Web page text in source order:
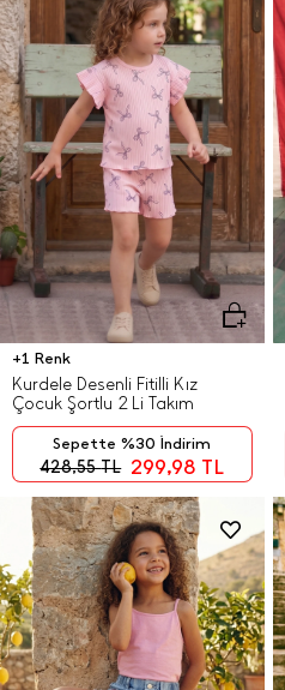
+1 Renk
Kurdele Desenli Fitilli Kız
Çocuk Şortlu 2 Li Takım
428,55TL 299,98 TL
Sepette %30 İndirim